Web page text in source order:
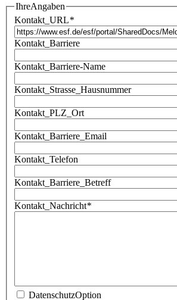
IhreAngaben
Kontakt_URL*
Kontakt_Barriere
Kontakt_Barriere-Name
Kontakt_Strasse_Hausnummer
Kontakt_PLZ_Ort
Kontakt_Barriere_Email
Kontakt_Telefon
Kontakt_Barriere_Betreff
Kontakt_Nachricht*
DatenschutzOption